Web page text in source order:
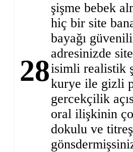
28
şişme bebek
hiç bir site
bayağı
adresinizde
isimli realistik
kurye ile gizli
gercekçilik
oral ilişkinin
dokulu ve